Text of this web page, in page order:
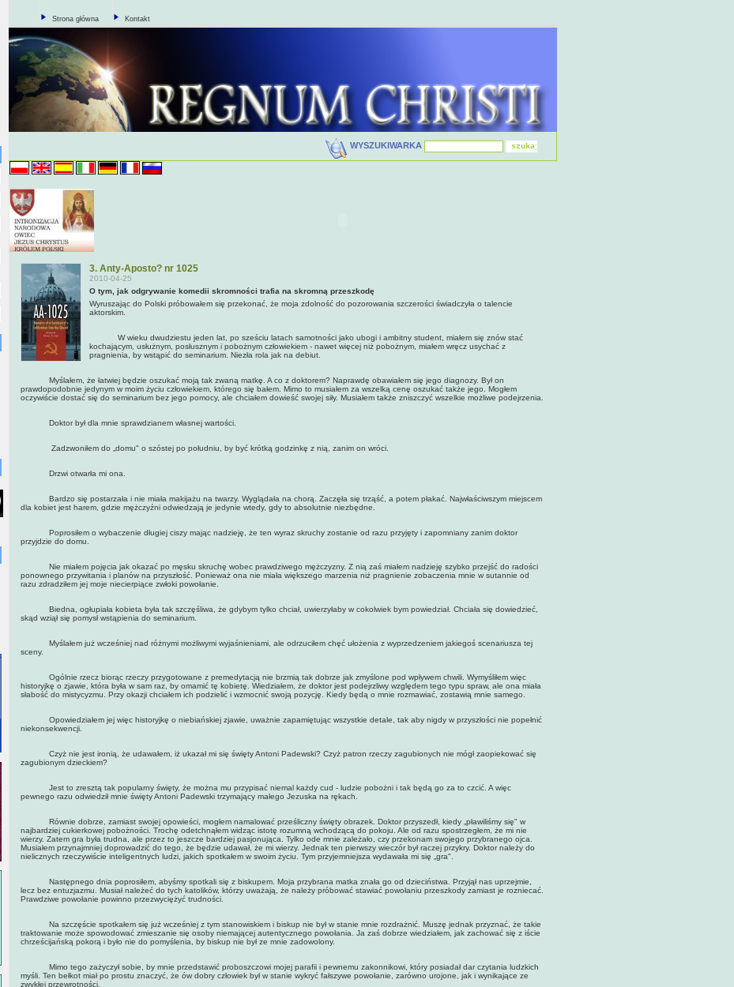
Strona główna Kontakt
WYSZUKIWARKA
3. Anty-Aposto? nr 1025
2010-04-25
O tym, jak odgrywanie komedii skromności trafia na skromną przeszkodę
Wyruszając do Polski próbowałem się przekonać, że moja zdolność do pozorowania szczerości świadczyła o talencie
aktorskim.
W wieku dwudziestu jeden lat, po sześciu latach samotności jako ubogi i ambitny student, miałem się znów stać
kochającym, usłużnym, posłusznym i pobożnym człowiekiem - nawet więcej niż pobożnym, miałem wręcz usychać z
pragnienia, by wstąpić do seminarium. Niezła rola jak na debiut.
Myślałem, że łatwiej będzie oszukać moją tak zwaną matkę. A co z doktorem? Naprawdę obawiałem się jego diagnozy. Był on
prawdopodobnie jedynym w moim życiu człowiekiem, którego się bałem. Mimo to musiałem za wszelką cenę oszukać także jego. Mogłem
oczywiście dostać się do seminarium bez jego pomocy, ale chciałem dowieść swojej siły. Musiałem także zniszczyć wszelkie możliwe podejrzenia.
Doktor był dla mnie sprawdzianem własnej wartości.
Zadzwoniłem do „domu" o szóstej po południu, by być krótką godzinkę z nią, zanim on wróci.
Drzwi otwarła mi ona.
Bardzo się postarzała i nie miała makijażu na twarzy. Wyglądała na chorą. Zaczęła się trząść, a potem płakać. Najwłaściwszym miejscem
dla kobiet jest harem, gdzie mężczyźni odwiedzają je jedynie wtedy, gdy to absolutnie niezbędne.
Poprosiłem o wybaczenie długiej ciszy mając nadzieję, że ten wyraz skruchy zostanie od razu przyjęty i zapomniany zanim doktor
przyjdzie do domu.
Nie miałem pojęcia jak okazać po męsku skruchę wobec prawdziwego mężczyzny. Z nią zaś miałem nadzieję szybko przejść do radości
ponownego przywitania i planów na przyszłość. Ponieważ ona nie miała większego marzenia niż pragnienie zobaczenia mnie w sutannie od
razu zdradziłem jej moje niecierpiące zwłoki powołanie.
Biedna, ogłupiała kobieta była tak szczęśliwa, że gdybym tylko chciał, uwierzyłaby w cokolwiek bym powiedział. Chciała się dowiedzieć,
skąd wziął się pomysł wstąpienia do seminarium.
Myślałem już wcześniej nad różnymi możliwymi wyjaśnieniami, ale odrzuciłem chęć ułożenia z wyprzedzeniem jakiegoś scenariusza tej
sceny.
Ogólnie rzecz biorąc rzeczy przygotowane z premedytacją nie brzmią tak dobrze jak zmyślone pod wpływem chwili. Wymyśliłem więc
historyjkę o zjawie, która była w sam raz, by omamić tę kobietę. Wiedziałem, że doktor jest podejrzliwy względem tego typu spraw, ale ona miała
słabość do mistycyzmu. Przy okazji chciałem ich podzielić i wzmocnić swoją pozycję. Kiedy będą o mnie rozmawiać, zostawią mnie samego.
Opowiedziałem jej więc historyjkę o niebiańskiej zjawie, uważnie zapamiętując wszystkie detale, tak aby nigdy w przyszłości nie popełnić
niekonsekwencji.
Czyż nie jest ironią, że udawałem, iż ukazał mi się święty Antoni Padewski? Czyż patron rzeczy zagubionych nie mógł zaopiekować się
zagubionym dzieckiem?
Jest to zresztą tak popularny święty, że można mu przypisać niemal każdy cud - ludzie pobożni i tak będą go za to czcić. A więc
pewnego razu odwiedził mnie święty Antoni Padewski trzymający małego Jezuska na rękach.
Równie dobrze, zamiast swojej opowieści, mogłem namalować prześliczny święty obrazek. Doktor przyszedł, kiedy „pławiliśmy się" w
najbardziej cukierkowej pobożności. Trochę odetchnąłem widząc istotę rozumną wchodzącą do pokoju. Ale od razu spostrzegłem, że mi nie
wierzy. Zatem gra była trudna, ale przez to jeszcze bardziej pasjonująca. Tylko ode mnie zależało, czy przekonam swojego przybranego ojca.
Musiałem przynajmniej doprowadzić do tego, że będzie udawał, że mi wierzy. Jednak ten pierwszy wieczór był raczej przykry. Doktor należy do
nielicznych rzeczywiście inteligentnych ludzi, jakich spotkałem w swoim życiu. Tym przyjemniejsza wydawała mi się „gra".
Następnego dnia poprosiłem, abyśmy spotkali się z biskupem. Moja przybrana matka znała go od dzieciństwa. Przyjął nas uprzejmie,
lecz bez entuzjazmu. Musiał należeć do tych katolików, którzy uważają, że należy próbować stawiać powołaniu przeszkody zamiast je rozniecać.
Prawdziwe powołanie powinno przezwyciężyć trudności.
Na szczęście spotkałem się już wcześniej z tym stanowiskiem i biskup nie był w stanie mnie rozdrażnić. Muszę jednak przyznać, że takie
traktowanie może spowodować zmieszanie się osoby niemającej autentycznego powołania. Ja zaś dobrze wiedziałem, jak zachować się z iście
chrześcijańską pokorą i było nie do pomyślenia, by biskup nie był ze mnie zadowolony.
Mimo tego zażyczył sobie, by mnie przedstawić proboszczowi mojej parafii i pewnemu zakonnikowi, który posiadał dar czytania ludzkich
myśli. Ten bełkot miał po prostu znaczyć, że ów dobry człowiek był w stanie wykryć fałszywe powołanie, zarówno urojone, jak i wynikające ze
zwykłej przewrotności.